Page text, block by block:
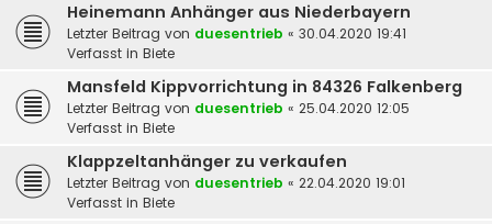
Heinemann Anhänger aus Niederbayern
Letzter Beitrag von duesentrieb « 30.04.2020 19:41
Verfasst in Biete
Mansfeld Kippvorrichtung in 84326 Falkenberg
Letzter Beitrag von duesentrieb « 25.04.2020 12:05
Verfasst in Biete
Klappzeltanhänger zu verkaufen
Letzter Beitrag von duesentrieb « 22.04.2020 19:01
Verfasst in Biete